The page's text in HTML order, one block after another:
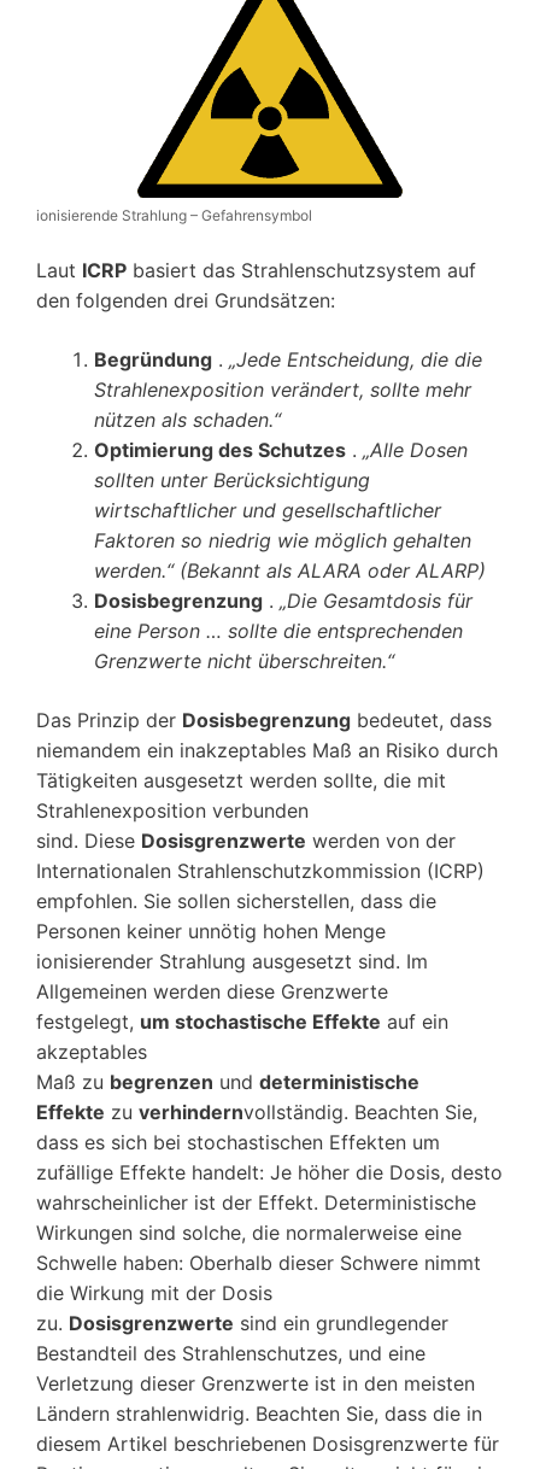
ionisierende Strahlung – Gefahrensymbol
Laut ICRP basiert das Strahlenschutzsystem auf
den folgenden drei Grundsätzen:
Begründung . „Jede Entscheidung, die die
Strahlenexposition verändert, sollte mehr
nützen als schaden.“
Optimierung des Schutzes . „Alle Dosen
sollten unter Berücksichtigung
wirtschaftlicher und gesellschaftlicher
Faktoren so niedrig wie möglich gehalten
werden.“ (Bekannt als ALARA oder ALARP)
Dosisbegrenzung . „Die Gesamtdosis für
eine Person … sollte die entsprechenden
Grenzwerte nicht überschreiten.“
Das Prinzip der Dosisbegrenzung bedeutet, dass
niemandem ein inakzeptables Maß an Risiko durch
Tätigkeiten ausgesetzt werden sollte, die mit
Strahlenexposition verbunden
sind. Diese Dosisgrenzwerte werden von der
Internationalen Strahlenschutzkommission (ICRP)
empfohlen. Sie sollen sicherstellen, dass die
Personen keiner unnötig hohen Menge
ionisierender Strahlung ausgesetzt sind. Im
Allgemeinen werden diese Grenzwerte
festgelegt, um stochastische Effekte auf ein
akzeptables
Maß zu begrenzen und deterministische
Effekte zu verhindernvollständig. Beachten Sie,
dass es sich bei stochastischen Effekten um
zufällige Effekte handelt: Je höher die Dosis, desto
wahrscheinlicher ist der Effekt. Deterministische
Wirkungen sind solche, die normalerweise eine
Schwelle haben: Oberhalb dieser Schwere nimmt
die Wirkung mit der Dosis
zu. Dosisgrenzwerte sind ein grundlegender
Bestandteil des Strahlenschutzes, und eine
Verletzung dieser Grenzwerte ist in den meisten
Ländern strahlenwidrig. Beachten Sie, dass die in
diesem Artikel beschriebenen Dosisgrenzwerte für